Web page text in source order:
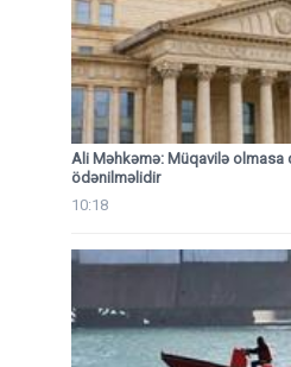
Ali Məhkəmə: Müqavilə olmasa
ödənilməlidir
10:18